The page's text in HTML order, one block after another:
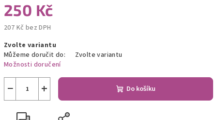
250 Kč
207 Kč bez DPH
cena:
Zvolte variantu
Můžeme doručit do:
Zvolte variantu
Možnosti doručení
+
− Do košíku